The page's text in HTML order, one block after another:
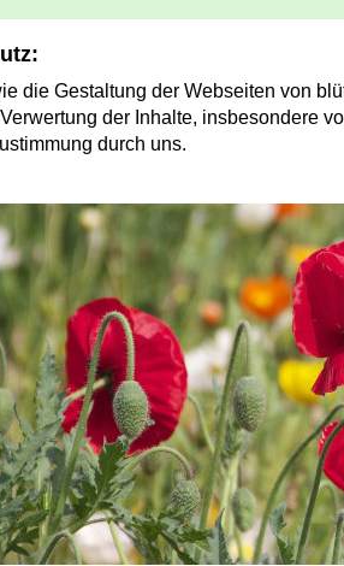
die Gestaltung der Webseiten von
der Inhalte, insbesondere
durch uns.